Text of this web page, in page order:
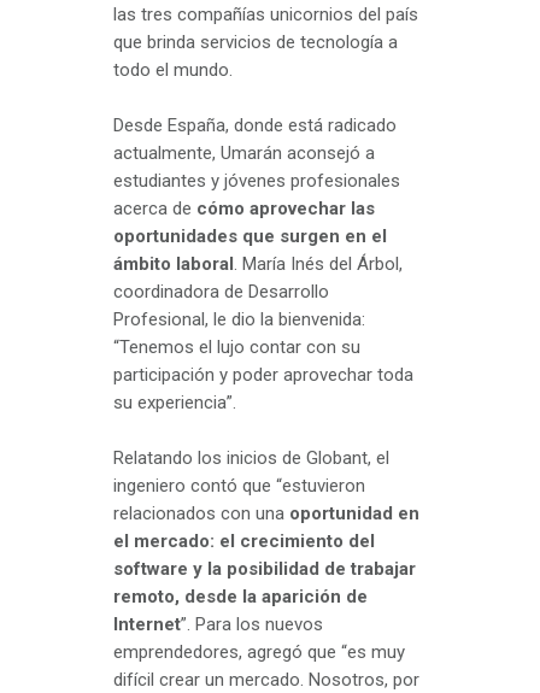
las tres compañías unicornios del país
que brinda servicios de tecnología a
todo el mundo.
Desde España, donde está radicado
actualmente, Umarán aconsejó a
estudiantes y jóvenes profesionales
acerca de cómo aprovechar las
oportunidades que surgen en el
ámbito laboral. María Inés del Árbol,
coordinadora de Desarrollo
Profesional, le dio la bienvenida:
“Tenemos el lujo contar con su
participación y poder aprovechar toda
su experiencia”.
Relatando los inicios de Globant, el
ingeniero contó que “estuvieron
relacionados con una oportunidad en
el mercado: el crecimiento del
software y la posibilidad de trabajar
remoto, desde la aparición de
Internet”. Para los nuevos
emprendedores, agregó que “es muy
difícil crear un mercado. Nosotros, por